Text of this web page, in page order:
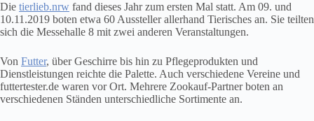
Die tierlieb.nrw fand dieses Jahr zum ersten Mal statt. Am 09. und
10.11.2019 boten etwa 60 Aussteller allerhand Tierisches an. Sie teilten
sich die Messehalle 8 mit zwei anderen Veranstaltungen.
Von Futter, über Geschirre bis hin zu Pflegeprodukten und
Dienstleistungen reichte die Palette. Auch verschiedene Vereine und
futtertester.de waren vor Ort. Mehrere Zookauf-Partner boten an
verschiedenen Ständen unterschiedliche Sortimente an.